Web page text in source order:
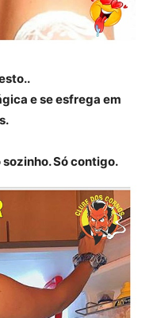
e se esfrega em
sozinho. Só contigo.